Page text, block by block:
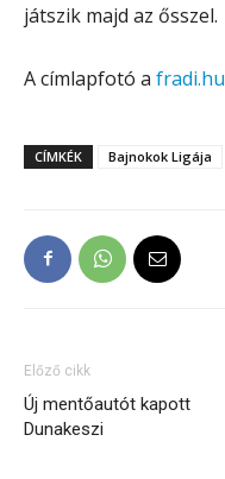
játszik majd az ősszel.
A címlapfotó a fradi.hu
CÍMKÉK Bajnokok Ligája
Előző cikk
Új mentőautót kapott
Dunakeszi